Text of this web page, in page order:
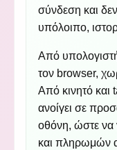
σύνδεση και
υπόλοιπο,
Από
τον browser,
Από κινητό και
ανοίγει σε
οθόνη, ώστε να
και πληρωμών